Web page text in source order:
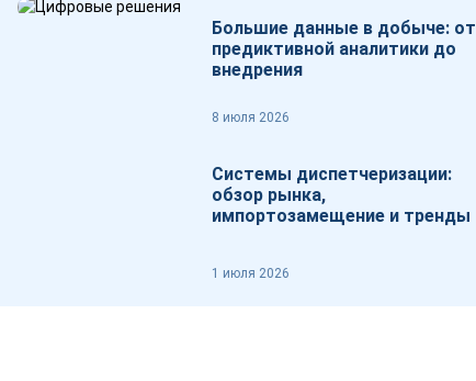
Большие данные в добыче: от
предиктивной аналитики до
внедрения
8 июля 2026
Системы диспетчеризации:
обзор рынка,
импортозамещение и тренды
1 июля 2026